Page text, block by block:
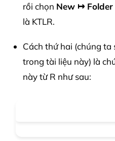
rồi chọn New ↦ Folder
là KTLR.
Cách thứ hai (chúng ta
trong tài liệu này) là
này từ R như sau: